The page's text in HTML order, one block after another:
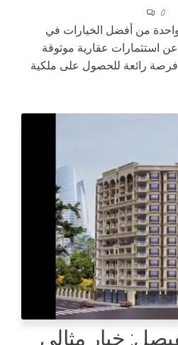
0
الف هي واحدة من أفضل الخيارات في
استثمارات عقارية موثوقة
رائعة للحصول على ملكية
خيار مثالي